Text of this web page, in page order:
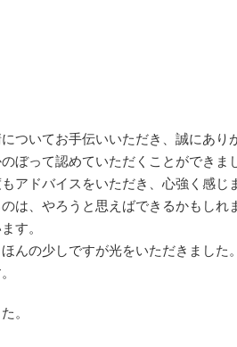
ついてお手伝いいただき、誠にあり
ぼって認めていただくことができま
アドバイスをいただき、心強く感じ
は、やろうと思えばできるかもし
す。
んの少しですが光をいただきました
。